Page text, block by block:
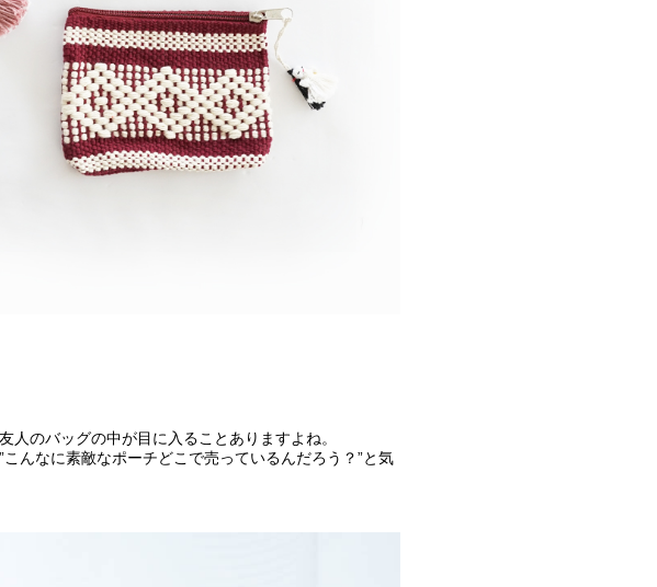
のバッグの中が目に入ることありますよね。
んなに素敵なポーチどこで売っているんだろう？”と気